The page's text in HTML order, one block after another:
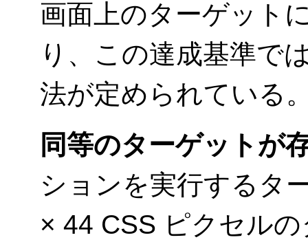
画面上のターゲット
り、この達成基準で
法が定められている
同等のターゲットが
ションを実行するタ
× 44 CSS ピクセル